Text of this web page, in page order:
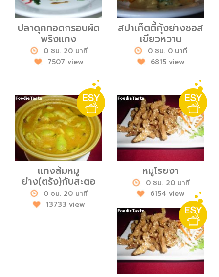
ปลาดุกทอดกรอบผัด
พริงแกง
0 ชม. 20 นาที
7507 view
สปาเก็ตตี้กุ้งย่างซอส
เขียวหวาน
0 ชม. 0 นาที
6815 view
แกงส้มหมู
ย่าง(ตรัง)กับสะตอ
0 ชม. 20 นาที
13733 view
หมูโรยงา
0 ชม. 20 นาที
6154 view